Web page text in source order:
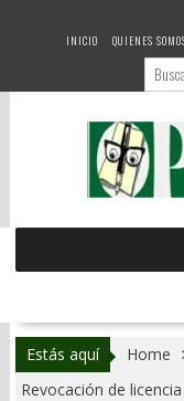
INICIO
QUIENES
Estás aquí Home
Revocación de